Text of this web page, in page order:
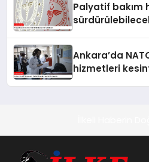
Palyatif bakım
Ankara’da
hizmetleri